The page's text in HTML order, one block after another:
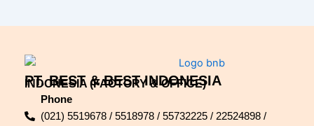
PT. BEST & BEST INDONESIA
INDONESIA (FACTORY & OFFICE)
Phone
(021) 5519678 / 5518978 / 55732225 / 22524898 /